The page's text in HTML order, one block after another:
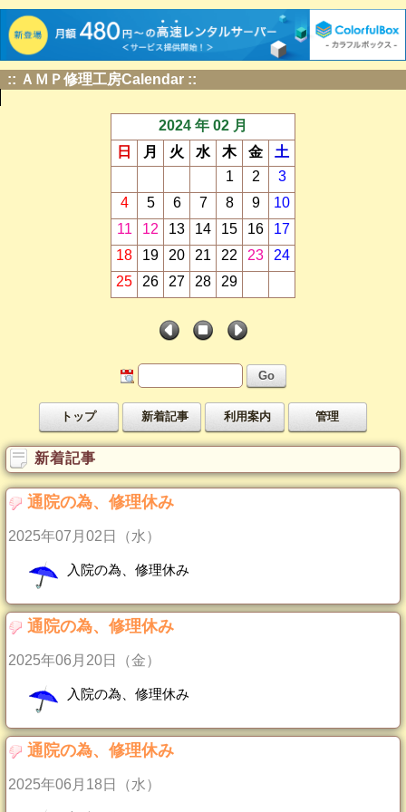
:: ＡＭＰ修理工房Calendar ::
2024 年 02 月
日
月 火 水 木 金
土
1
2
3
4
5 6 7 8 9
10
11
12 13 14 15 16
17
18
19 20 21 22 23
24
25
26 27 28 29
Go
トップ 新着記事 利用案内 管理
新着記事
通院の為、修理休み
2025年07月02日（水）
入院の為、修理休み
通院の為、修理休み
2025年06月20日（金）
入院の為、修理休み
通院の為、修理休み
2025年06月18日（水）